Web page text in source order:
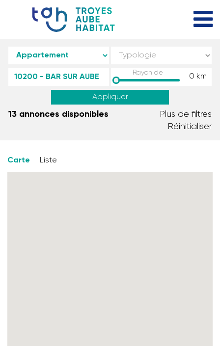
Rayon de 0 km
Appliquer
13 annonces disponibles
Plus de filtres
Réinitialiser
Carte Liste